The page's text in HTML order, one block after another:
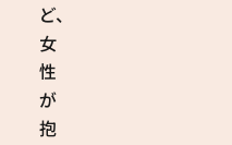
ど、
女
性
が
抱